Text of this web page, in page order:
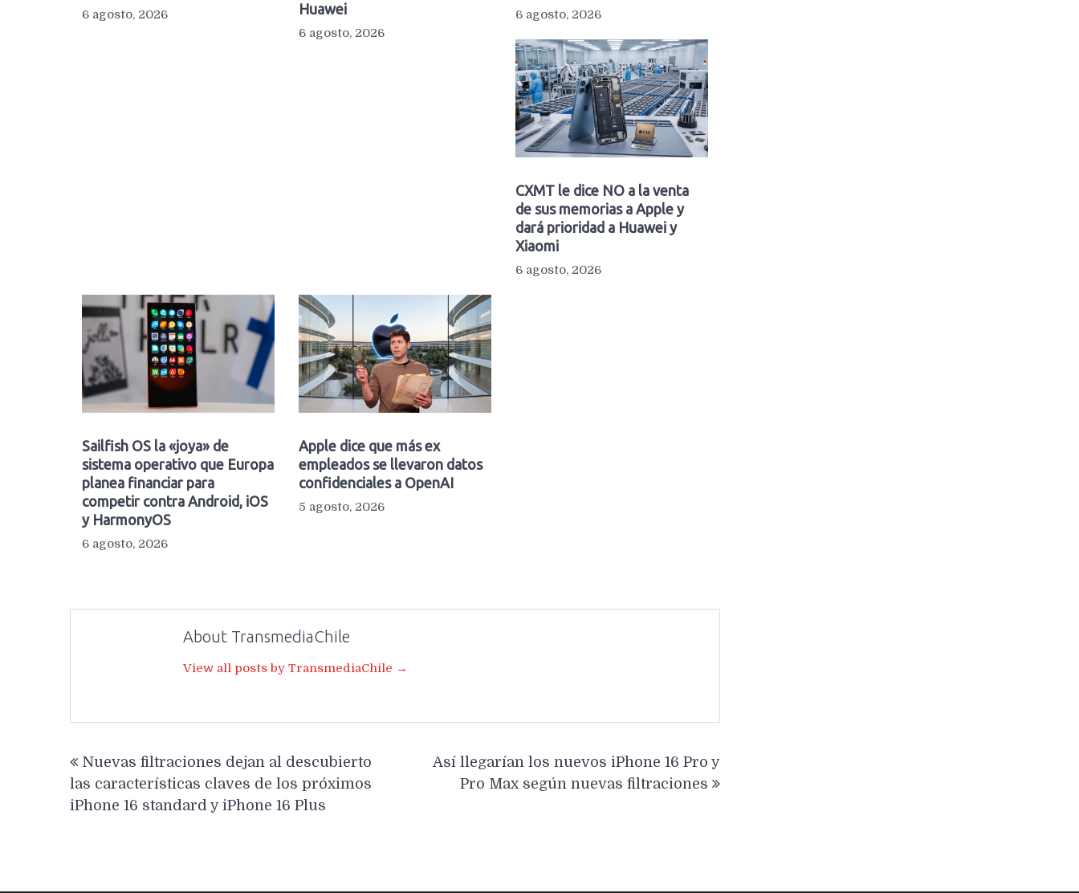
6 agosto, 2026
Huawei
6 agosto, 2026
6 agosto, 2026
CXMT le dice NO a la venta
de sus memorias a Apple y
dará prioridad a Huawei y
Xiaomi
6 agosto, 2026
Sailfish OS la «joya» de
sistema operativo que Europa
planea financiar para
competir contra Android, iOS
y HarmonyOS
6 agosto, 2026
Apple dice que más ex
empleados se llevaron datos
confidenciales a OpenAI
5 agosto, 2026
About TransmediaChile
View all posts by TransmediaChile →
de
entradas
Nuevas filtraciones dejan al descubierto
las características claves de los próximos
iPhone 16 standard y iPhone 16 Plus
Así llegarían los nuevos iPhone 16 Pro y
Pro Max según nuevas filtraciones